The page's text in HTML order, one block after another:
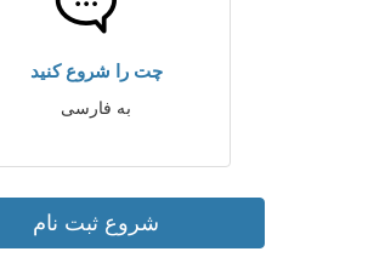
چت را شروع کنید
به فارسی
شروع ثبت نام